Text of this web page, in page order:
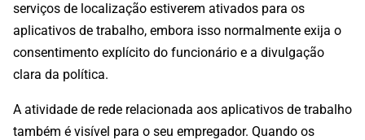
serviços de localização estiverem ativados para os
aplicativos de trabalho, embora isso normalmente exija o
consentimento explícito do funcionário e a divulgação
clara da política.
A atividade de rede relacionada aos aplicativos de trabalho
também é visível para o seu empregador. Quando os